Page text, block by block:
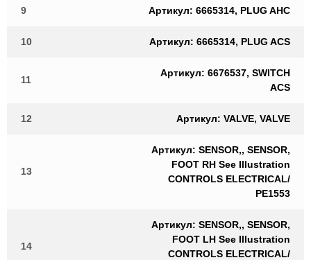
9 Артикул: 6665314, PLUG AHC
10 Артикул: 6665314, PLUG ACS
11
Артикул: 6676537, SWITCH
ACS
12 Артикул: VALVE, VALVE
13
Артикул: SENSOR,, SENSOR,
FOOT RH See Illustration
CONTROLS ELECTRICAL/
PE1553
14
Артикул: SENSOR,, SENSOR,
FOOT LH See Illustration
CONTROLS ELECTRICAL/